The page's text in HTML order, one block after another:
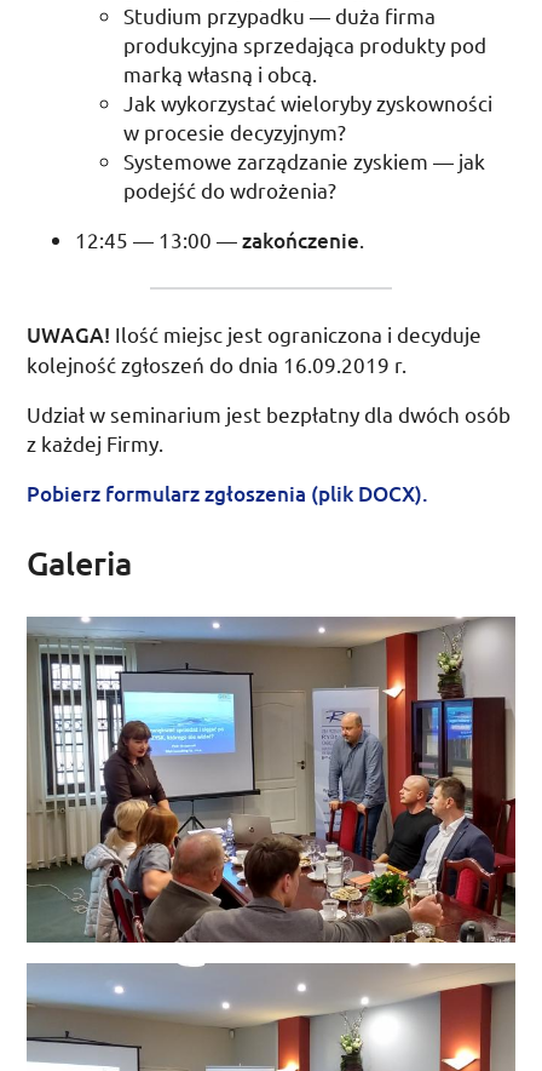
Studium przypadku — duża firma
produkcyjna sprzedająca produkty pod
marką własną i obcą.
Jak wykorzystać wieloryby zyskowności
w procesie decyzyjnym?
Systemowe zarządzanie zyskiem — jak
podejść do wdrożenia?
12:45 — 13:00 —zakończenie
UWAGA! Ilość miejsc jest ograniczona i decyduje
kolejność zgłoszeń dodnia 16.09.2019 r.
Udział w seminarium jest bezpłatny dla dwóch osób
z każdej Firmy.
Pobierz formularz zgłoszenia (plik DOCX).
Galeria